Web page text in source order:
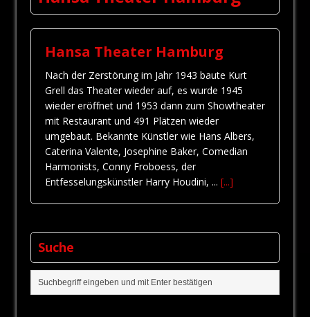
Hansa Theater Hamburg
Nach der Zerstörung im Jahr 1943 baute Kurt
Grell das Theater wieder auf, es wurde 1945
wieder eröffnet und 1953 dann zum Showtheater
mit Restaurant und 491 Plätzen wieder
umgebaut. Bekannte Künstler wie Hans Albers,
Caterina Valente, Josephine Baker, Comedian
Harmonists, Conny Froboess, der
Entfesselungskünstler Harry Houdini, ... [...]
Suche